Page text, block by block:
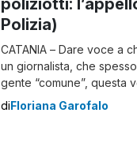
poliziotti:
Polizia)
CATANIA – Dare voce a
un giornalista, che
gente “comune”, questa
NewSicilia non c’è un
diFloriana Garofalo